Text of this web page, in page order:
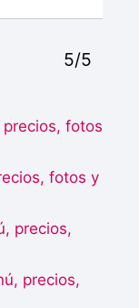
5/5
fotos
fotos y
precios,
precios,